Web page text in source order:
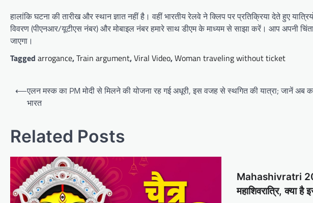
हालांकि घटना की तारीख और स्थान ज्ञात नहीं है। वहीं भारतीय रेलवे ने क्लिप पर प्रतिक्रिया देते हुए
विवरण (पीएनआर/यूटीएस नंबर) और मोबाइल नंबर हमारे साथ डीएम के माध्यम से साझा करें। आप अपनी
जाएगा।
Tagged arrogance,Train argument,Viral Video,Woman traveling without ticket
Post
navigation
⟵एलन मस्क का PM मोदी से मिलने की योजना रह गई अधूरी, इस वजह से स्थगित की यात्रा; जानें अब
भारत
Related Posts
Mahashivratri
महाशिवरात्रि, क्या है